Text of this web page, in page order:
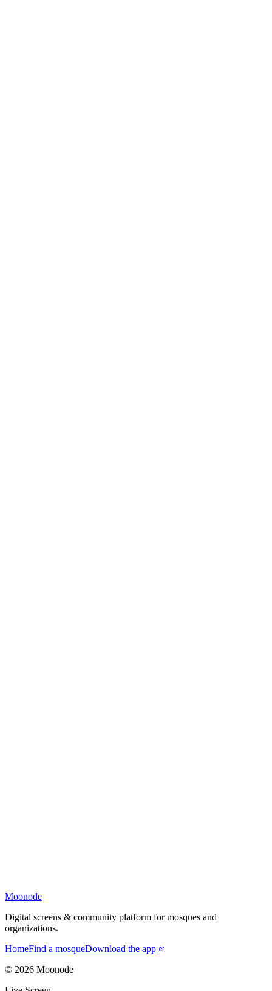
Moonode
Digital screens & community platform for mosques and
organizations.
HomeFind a mosqueDownload the app
© 2026 Moonode